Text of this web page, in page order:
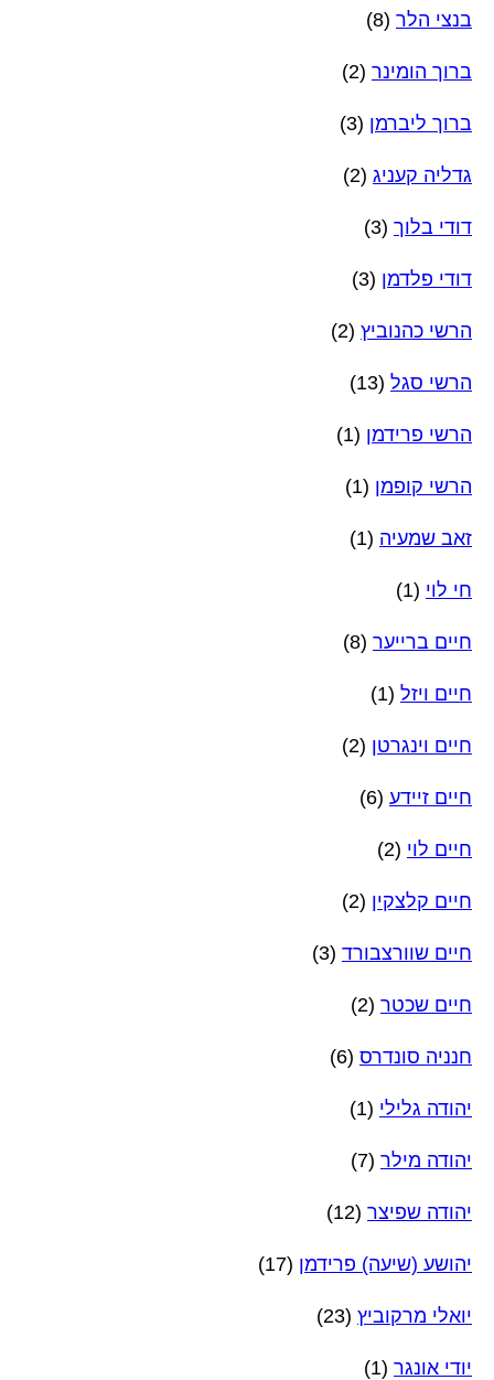
בנצי הלר (8)
ברוך הומינר (2)
ברוך ליברמן (3)
גדליה קעניג (2)
דודי בלוך (3)
דודי פלדמן (3)
הרשי כהנוביץ (2)
הרשי סגל (13)
הרשי פרידמן (1)
הרשי קופמן (1)
זאב שמעיה (1)
חי לוי (1)
חיים ברייער (8)
חיים ויזל (1)
חיים וינגרטן (2)
חיים זיידע (6)
חיים לוי (2)
חיים קלצקין (2)
חיים שוורצבורד (3)
חיים שכטר (2)
חנניה סונדרס (6)
יהודה גלילי (1)
יהודה מילר (7)
יהודה שפיצר (12)
יהושע (שיעה) פרידמן (17)
יואלי מרקוביץ (23)
יודי אונגר (1)